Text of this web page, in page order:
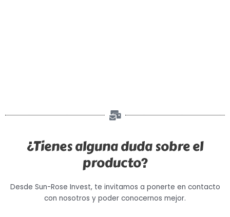
¿Tienes alguna duda sobre el
producto?
Desde Sun-Rose Invest, te invitamos a ponerte en contacto
con nosotros y poder conocernos mejor.